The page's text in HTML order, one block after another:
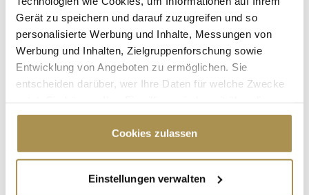
Gerät zu speichern und darauf zuzugreifen und so
personalisierte Werbung und Inhalte, Messungen von
Werbung und Inhalten, Zielgruppenforschung sowie
Entwicklung von Angeboten zu ermöglichen. Sie
entscheiden darüber, wer Ihre Daten für welche Zwecke
Cookie-Erklärung oder durch Klicken auf das Privacy
Trigger Symbol ändern oder widerrufen
Informationen über Ihre geografische Lage
Cookies zulassen
Einstellungen verwalten